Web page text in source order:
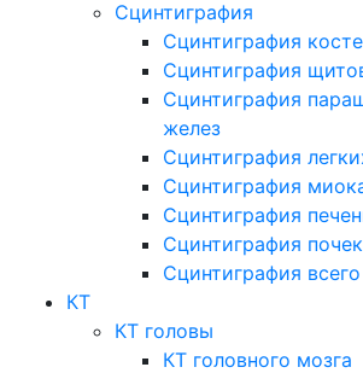
Сцинтиграфия
Сцинтиграфия
Сцинтиграфия
Сцинтиграфия
желез
Сцинтиграфия
Сцинтиграфия
Сцинтиграфия
Сцинтиграфия почек
Сцинтиграфия
КТ
КТ головы
КТ головного мозга